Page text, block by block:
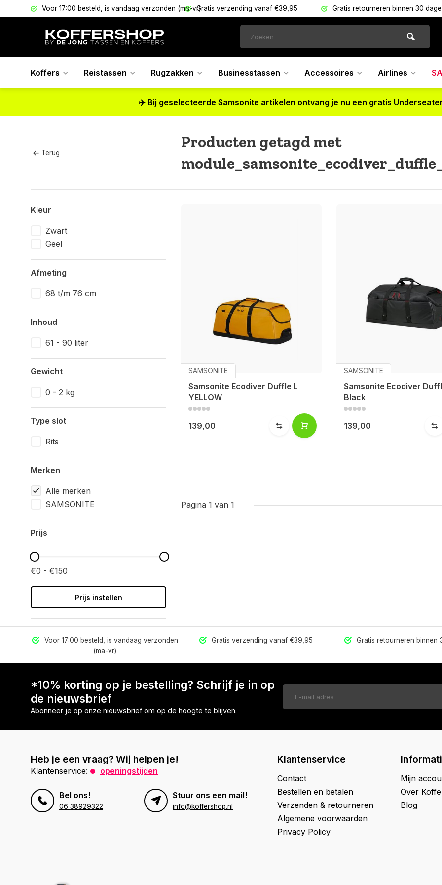
Voor 17:00 besteld, is vandaag verzonden (ma-vr)Gratis verzending vanaf €39,95 Gratis retourneren binnen 30
Koffers Reistassen Rugzakken Businesstassen Accessoires Airlines
✈️ Bij geselecteerde Samsonite artikelen ontvang je nu een gratis
Terug
Producten getagd met
Kleur
Zwart
Geel
Afmeting
68 t/m 76 cm
Inhoud
61 - 90 liter
Gewicht
0 - 2 kg
Type slot
Rits
Merken
Alle merken
SAMSONITE
Prijs
€0 - €150
Prijs instellen
SAMSONITE
Samsonite Ecodiver Duffle L
YELLOW
139,00
SAMSONITE
Samsonite Ecodiver
Black
139,00
Pagina 1 van 1
Voor 17:00 besteld, is vandaag verzonden
(ma-vr)
Gratis verzending vanaf €39,95 Gratis retourneren binnen
*10% korting op je bestelling? Schrijf je in op
de nieuwsbrief
Abonneer je op onze nieuwsbrief om op de hoogte te blijven.
Heb je een vraag? Wij helpen je!
Klantenservice: openingstijden
Bel ons!
06 38929322
Stuur ons een mail!
info@koffershop.nl
Klantenservice
Contact
Bestellen en betalen
Verzenden & retourneren
Algemene voorwaarden
Privacy Policy
Mijn
Over
Blog